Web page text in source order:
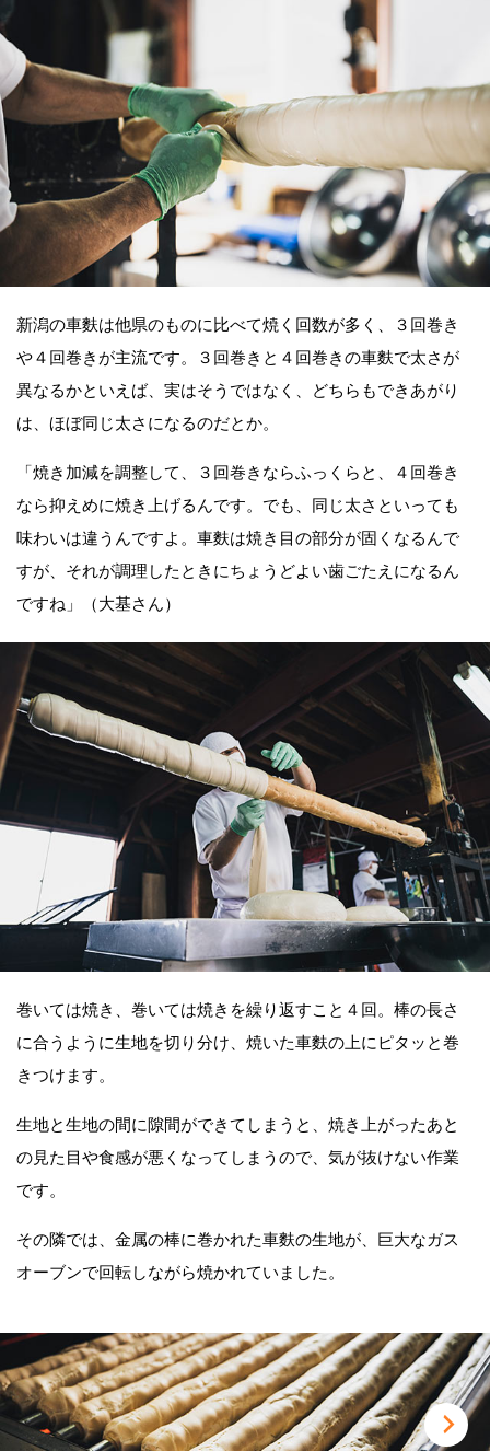
新潟の車麩は他県のものに比べて焼く回数が多く、３回巻き
や４回巻きが主流です。３回巻きと４回巻きの車麩で太さが
異なるかといえば、実はそうではなく、どちらもできあがり
は、ほぼ同じ太さになるのだとか。
「焼き加減を調整して、３回巻きならふっくらと、４回巻き
なら抑えめに焼き上げるんです。でも、同じ太さといっても
味わいは違うんですよ。車麩は焼き目の部分が固くなるんで
すが、それが調理したときにちょうどよい歯ごたえになるん
ですね」（大基さん）
巻いては焼き、巻いては焼きを繰り返すこと４回。棒の長さ
に合うように生地を切り分け、焼いた車麩の上にピタッと巻
きつけます。
生地と生地の間に隙間ができてしまうと、焼き上がったあと
の見た目や食感が悪くなってしまうので、気が抜けない作業
です。
その隣では、金属の棒に巻かれた車麩の生地が、巨大なガス
オーブンで回転しながら焼かれていました。